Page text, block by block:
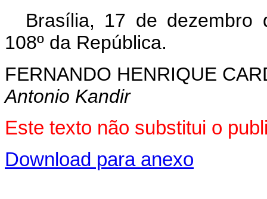
Brasília, 17 de dezembro
108º da República.
FERNANDO HENRIQUE
Antonio Kandir
Este texto não substitui o
Download para anexo